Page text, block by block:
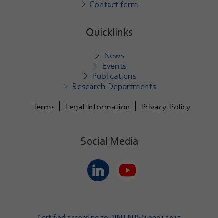
Contact form
Quicklinks
News
Events
Publications
Research Departments
Terms
Legal Information Privacy Policy
Social Media